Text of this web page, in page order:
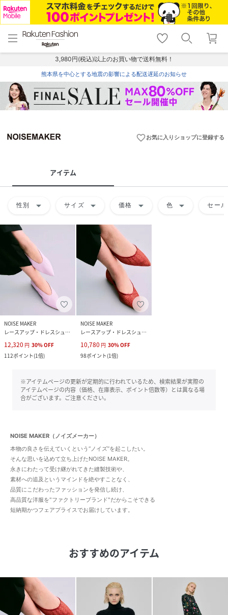
menu home
トップ
shopping_cart lock_outline
ログイン
3,980円(税込)以上のお買い物で送料無料！
熊本県を中心とする地震の影響による配送遅延のお知らせ
favorite_borderお気に入りショップに登録する
アイテム
性別 arrow_drop_down サイズ arrow_drop_down 価格 arrow_drop_down 色 arrow_drop_down セール
NOISE MAKER
レースアップ・ドレスシューズ
12,320 円 30%OFF
112ポイント(1倍)
NOISE MAKER
レースアップ・ドレスシューズ
10,780 円 30%OFF
98ポイント(1倍)
※アイテムページの更新が定期的に行われているため、検索結果が実際の
アイテムページの内容（価格、在庫表示、ポイント倍数等）とは異なる場
合がございます。ご注意ください。
NOISE MAKER（ノイズメーカー）
本物の良さを伝えていくという“ノイズ”を起こしたい。
そんな思いを込めて立ち上げたNOISE MAKER。
永きにわたって受け継がれてきた縫製技術や、
素材への追及というマインドを絶やすことなく、
品質にこだわったファッションを発信し続け、
高品質な洋服を"ファクトリーブランド"だからこそできる
短納期かつフェアプライスでお届けしています。
おすすめのアイテム